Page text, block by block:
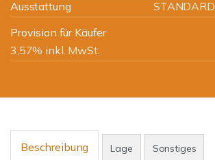
Ausstattung
STANDARD
Provision für Käufer
3,57% inkl. MwSt.
Beschreibung Lage Sonstiges